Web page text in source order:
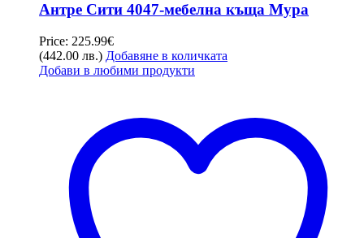
Антре Сити 4047-мебелна къща Мура
Price: 225.99€
(442.00 лв.) Добавяне в количката
Добави в любими продукти